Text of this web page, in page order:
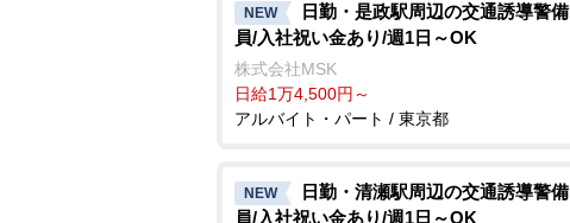
NEW
日勤・是政駅周辺の交通誘導警備
員/入社祝い金あり/週1日～OK
株式会社MSK
日給1万4,500円～
アルバイト・パート / 東京都
NEW
日勤・清瀬駅周辺の交通誘導警備
員/入社祝い金あり/週1日～OK